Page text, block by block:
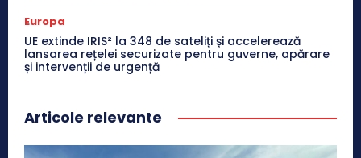
Europa
UE extinde IRIS² la 348 de sateliți și accelerează
lansarea rețelei securizate pentru guverne, apărare
și intervenții de urgență
Articole relevante